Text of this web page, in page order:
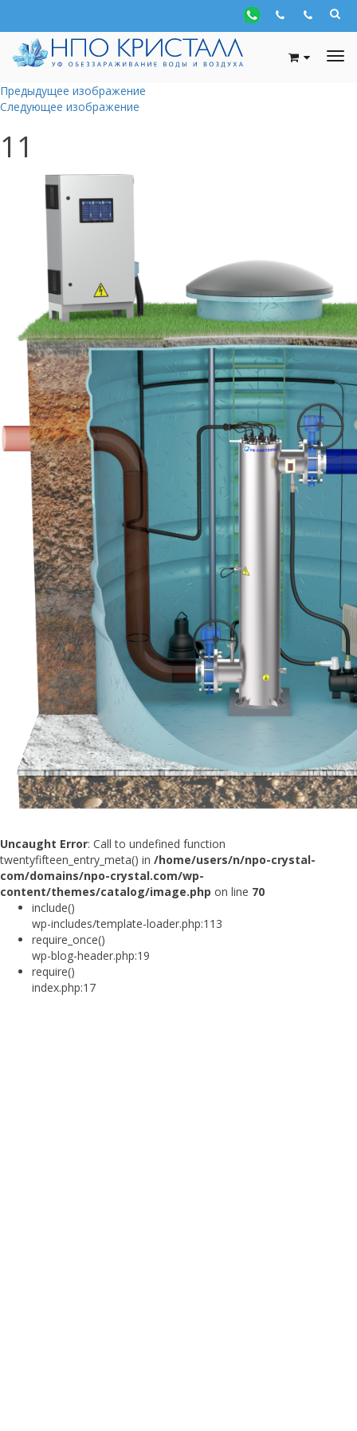
Предыдущее изображение
Следующее изображение
11
Uncaught Error: Call to undefined function
twentyfifteen_entry_meta() in /home/users/n/npo-crystal-
com/domains/npo-crystal.com/wp-
content/themes/catalog/image.php on line 70
include()
wp-includes/template-loader.php:113
require_once()
wp-blog-header.php:19
require()
index.php:17